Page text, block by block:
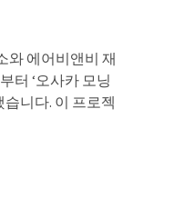
와 에어비앤비 재
터 ‘오사카 모닝
니다. 이 프로젝